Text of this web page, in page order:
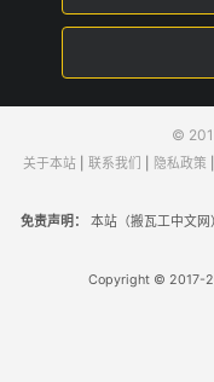
©
关于本站| 联系我们 隐私政策
免责声明：
本站（搬瓦工中文
Copyright © 2017-